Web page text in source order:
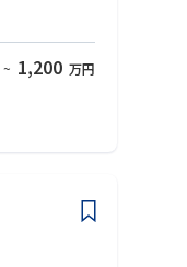
~ 1,200 万円